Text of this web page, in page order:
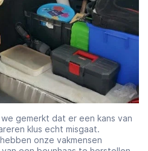
gemerkt dat er een kans van
klus echt misgaat.
onze vakmensen